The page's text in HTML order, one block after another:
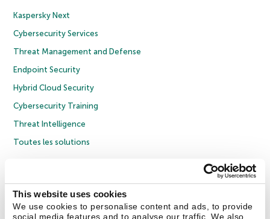
This website uses cookies
We use cookies to personalise content and ads, to provide
social media features and to analyse our traffic. We also
Kaspersky Next
Cybersecurity Services
Threat Management and Defense
Endpoint Security
Hybrid Cloud Security
Cybersecurity Training
Threat Intelligence
Toutes les solutions
Politique de confidentialité
Politique anticorruption
Contrat de licence grand public
Contrat de licence entreprises
Cookies